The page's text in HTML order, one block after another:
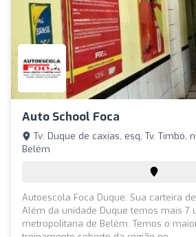
Auto School Foca
Tv: Duque de caxias, esq, Tv. Timbó,
Belém
Autoescola Foca Duque: Sua carteira
Além da unidade Duque temos mais 7
metropolitana de Belém. Temos o